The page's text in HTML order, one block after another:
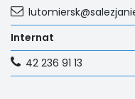
Internat
42 236 91 13